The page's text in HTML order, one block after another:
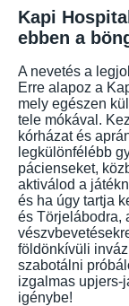
Kapi
ebben a
A nevetés a
Erre alapoz a
mely egészen
tele mókával.
kórházat és
legkülönfélébb
pácienseket,
aktiválod a
és ha úgy tartja
és Törjelábodra,
földönkívüli
szabotálni
izgalmas upjers-
igénybe!